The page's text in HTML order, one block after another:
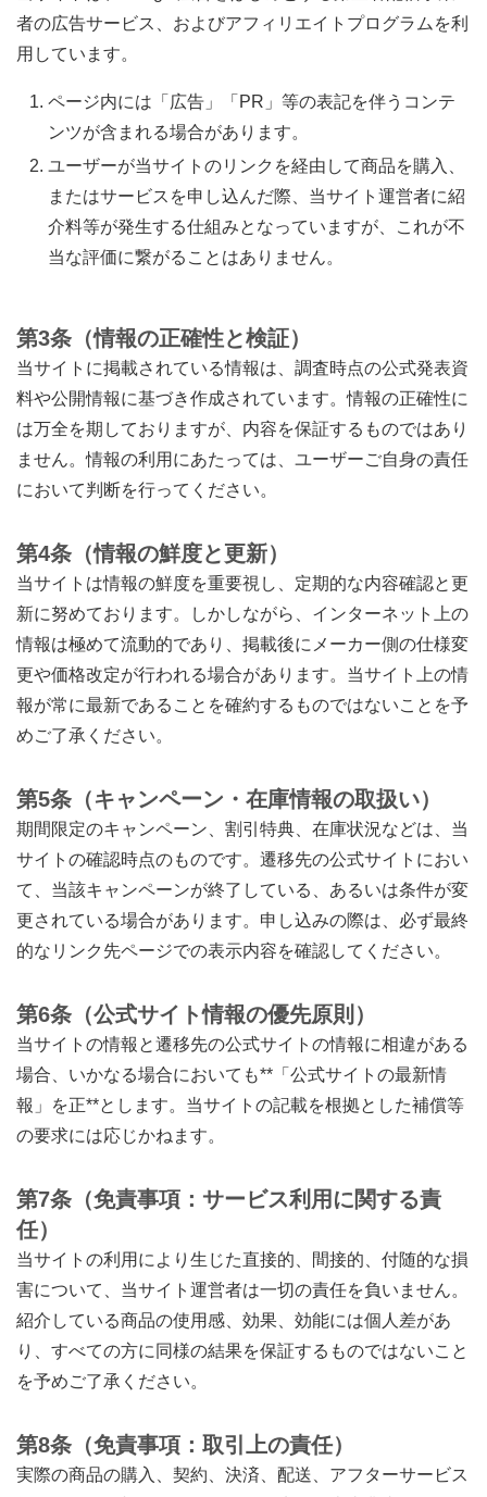
者の広告サービス、およびアフィリエイトプログラムを利
用しています。
ページ内には「広告」「PR」等の表記を伴うコンテ
ンツが含まれる場合があります。
ユーザーが当サイトのリンクを経由して商品を購入、
またはサービスを申し込んだ際、当サイト運営者に紹
介料等が発生する仕組みとなっていますが、これが不
当な評価に繋がることはありません。
第3条（情報の正確性と検証）
当サイトに掲載されている情報は、調査時点の公式発表資
料や公開情報に基づき作成されています。情報の正確性に
は万全を期しておりますが、内容を保証するものではあり
ません。情報の利用にあたっては、ユーザーご自身の責任
において判断を行ってください。
第4条（情報の鮮度と更新）
当サイトは情報の鮮度を重要視し、定期的な内容確認と更
新に努めております。しかしながら、インターネット上の
情報は極めて流動的であり、掲載後にメーカー側の仕様変
更や価格改定が行われる場合があります。当サイト上の情
報が常に最新であることを確約するものではないことを予
めご了承ください。
第5条（キャンペーン・在庫情報の取扱い）
期間限定のキャンペーン、割引特典、在庫状況などは、当
サイトの確認時点のものです。遷移先の公式サイトにおい
て、当該キャンペーンが終了している、あるいは条件が変
更されている場合があります。申し込みの際は、必ず最終
的なリンク先ページでの表示内容を確認してください。
第6条（公式サイト情報の優先原則）
当サイトの情報と遷移先の公式サイトの情報に相違がある
場合、いかなる場合においても**「公式サイトの最新情
報」を正**とします。当サイトの記載を根拠とした補償等
の要求には応じかねます。
第7条（免責事項：サービス利用に関する責
任）
当サイトの利用により生じた直接的、間接的、付随的な損
害について、当サイト運営者は一切の責任を負いません。
紹介している商品の使用感、効果、効能には個人差があ
り、すべての方に同様の結果を保証するものではないこと
を予めご了承ください。
第8条（免責事項：取引上の責任）
実際の商品の購入、契約、決済、配送、アフターサービス